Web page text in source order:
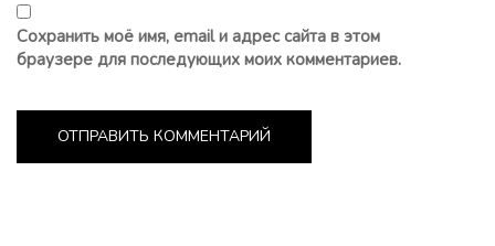
Сохранить моё имя, email и адрес сайта в этом
браузере для последующих моих комментариев.